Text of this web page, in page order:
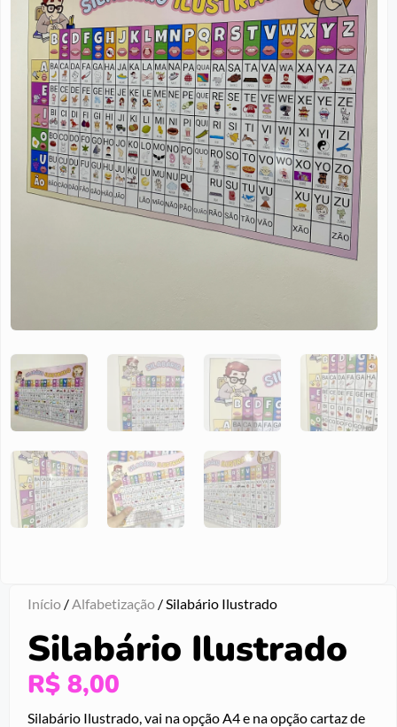
Início /Alfabetização / Silabário Ilustrado
Silabário Ilustrado
R$ 8,00
Silabário Ilustrado, vai na opção A4 e na opção cartaz de